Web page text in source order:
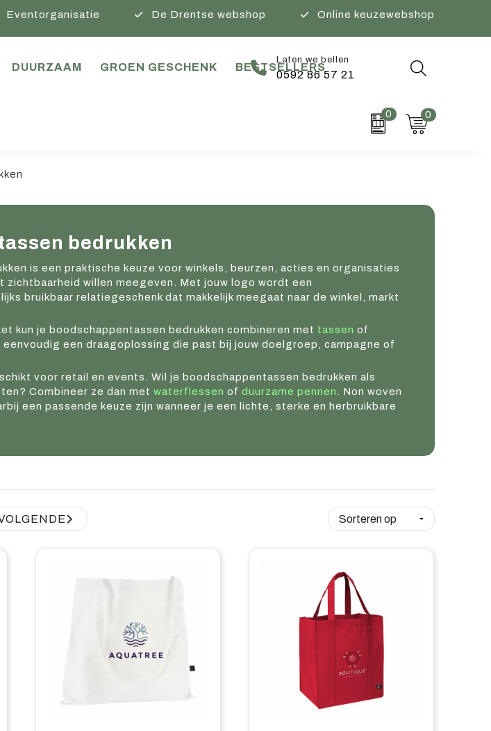
Eventorganisatie De Drentse webshop
Online keuzewebshop
DUURZAAM GROEN GESCHENK BESTSELLERS
Laten we bellen
0592 86 57 21
0 0
bedrukken
is een praktische keuze voor winkels, beurzen, acties en organisaties
zichtbaarheid willen meegeven. Met jouw logo wordt een
bruikbaar relatiegeschenk dat makkelijk meegaat naar de winkel, markt
kun je boodschappentassen bedrukken combineren met tassen of
eenvoudig een draagoplossing die past bij jouw doelgroep, campagne of
voor retail en events. Wil je boodschappentassen bedrukken als
Combineer ze dan met waterflessen of duurzame pennen . Non woven
een passende keuze zijn wanneer je een lichte, sterke en herbruikbare